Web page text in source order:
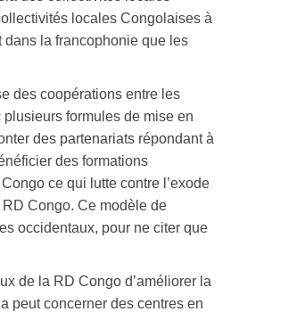
locales Congolaises à
dans la francophonie que les
des coopérations entre les
formules de mise en
des partenariats répondant à
des formations
ce qui lutte contre l’exode
Congo. Ce modèle de
occidentaux, pour ne citer que
de la RD Congo d’améliorer la
peut concerner des centres en